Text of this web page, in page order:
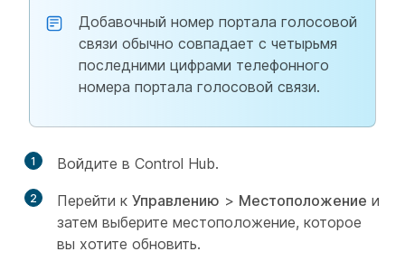
Добавочный номер портала голосовой
связи обычно совпадает с четырьмя
последними цифрами телефонного
номера портала голосовой связи.
1 Войдите в Control Hub.
2 Перейти к Управлению > Местоположение и
затем выберите местоположение, которое
вы хотите обновить.